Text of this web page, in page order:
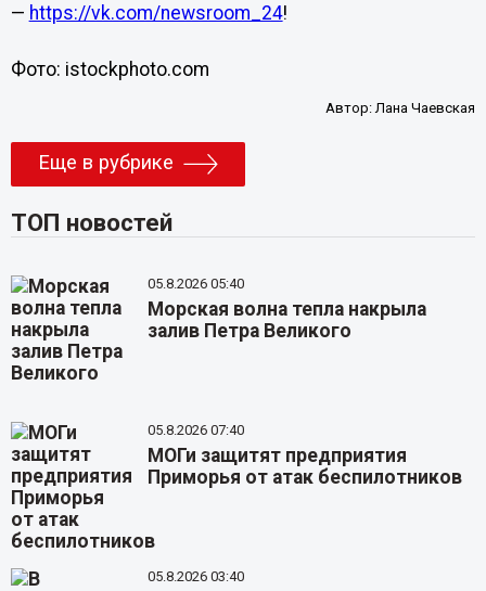
— https://vk.com/newsroom_24!
Фото: istockphoto.com
Автор: Лана Чаевская
Еще в рубрике
ТОП новостей
05.8.2026 05:40
Морская волна тепла накрыла
залив Петра Великого
05.8.2026 07:40
МОГи защитят предприятия
Приморья от атак беспилотников
05.8.2026 03:40